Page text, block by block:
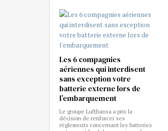
Les 6 compagnies
aériennes qui interdisent
sans exception votre
batterie externe lors de
l’embarquement
Le groupe Lufthansa a pris la
décision de renforcer ses
règlements concernant les batteries